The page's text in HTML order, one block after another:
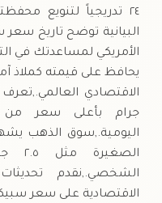
٢٤ تدريجياً لتنويع
يحافظ على قيمته كملاذ
جرام بأعلى سعر من
اليومية.,سوق الذهب
الشخصي.,نقدم
الاقتصادية على سعر سبيكة ذهب ٢.٥